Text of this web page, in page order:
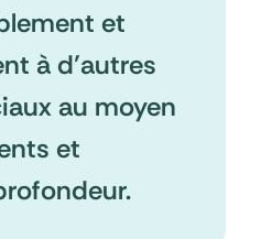
et
à d’autres
au moyen
et